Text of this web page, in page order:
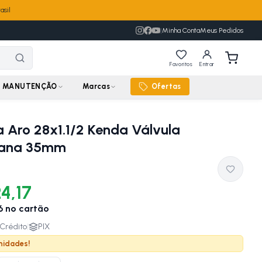
|Minha ContaMeus Pedidos
Favoritos Entrar
MANUTENÇÃO Marcas Ofertas
Aro 28x1.1/2 Kenda Válvula
35mm
no cartão
| PIX